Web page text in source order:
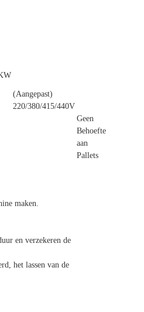
(Aangepast)
220/380/415/440V
Geen
Behoefte
aan
Pallets
maken.
en verzekeren de
het lassen van de